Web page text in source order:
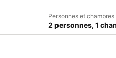
Personnes et chambres
2 personnes, 1